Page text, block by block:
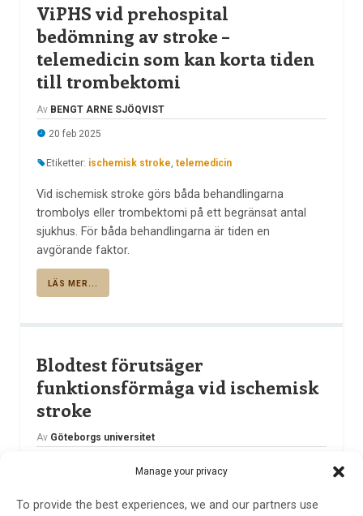
Manage your privacy
To provide the best experiences, we and our partners use
ViPHS vid prehospital
bedömning av stroke –
telemedicin som kan korta tiden
till trombektomi
Av BENGT ARNE SJÖQVIST
20 feb 2025
Etiketter: ischemisk stroke, telemedicin
Vid ischemisk stroke görs båda behandlingarna
trombolys eller trombektomi på ett begränsat antal
sjukhus. För båda behandlingarna är tiden en
avgörande faktor.
LÄS MER...
Blodtest förutsäger
funktionsförmåga vid ischemisk
stroke
Av Göteborgs universitet
stroke